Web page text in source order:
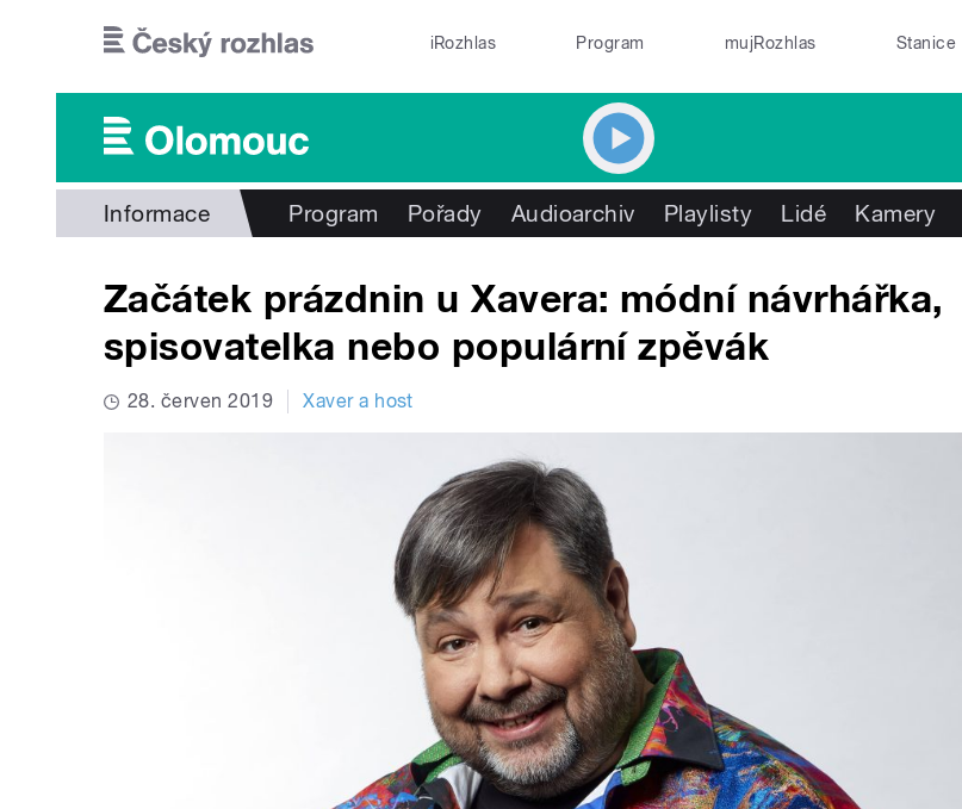
iRozhlas Program mujRozhlas Stanice
Informace Program Pořady Audioarchiv Playlisty Lidé Kamery
Začátek prázdnin u Xavera: módní návrhářka,
spisovatelka nebo populární zpěvák
28. červen 2019 Xaver a host